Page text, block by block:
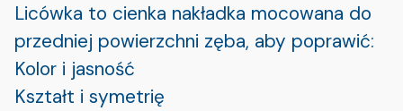
Licówka to cienka nakładka mocowana do
przedniej powierzchni zęba, aby poprawić:
Kolor i jasność
Kształt i symetrię